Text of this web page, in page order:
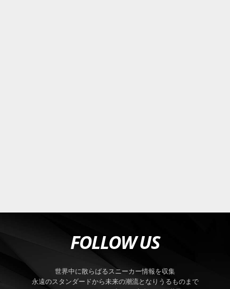
FOLLOW US
世界中に散らばるスニーカー情報を収集
永遠のスタンダードから未来の潮流となりうるものまで